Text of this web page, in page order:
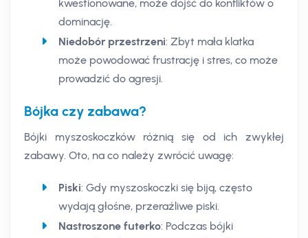
kwestionowane, może dojść do konfliktów o
dominację.
Niedobór przestrzeni: Zbyt mała klatka
może powodować frustrację i stres, co może
prowadzić do agresji.
Bójka czy zabawa?
Bójki myszoskoczków różnią się od ich zwykłej
zabawy. Oto, na co należy zwrócić uwagę:
Piski: Gdy myszoskoczki się biją, często
wydają głośne, przeraźliwe piski.
Nastroszone futerko: Podczas bójki